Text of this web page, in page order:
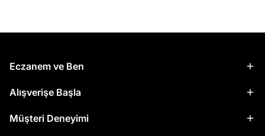
Eczanem ve Ben
Alışverişe Başla
Müşteri Deneyimi